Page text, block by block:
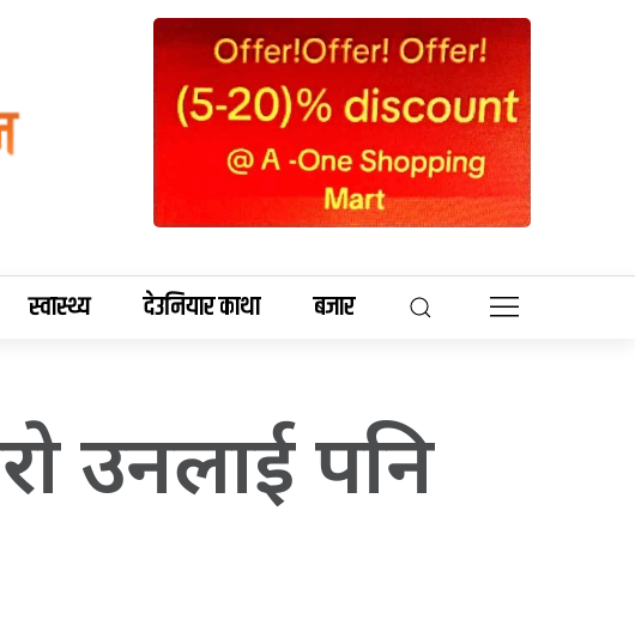
स्वास्थ्य देउनियार काथा बजार
उनलाई पनि